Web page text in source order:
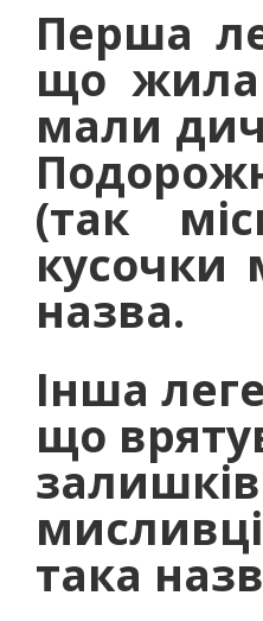
Перша
що жила
мали
(так
кусочки
назва.
Інша
що
така